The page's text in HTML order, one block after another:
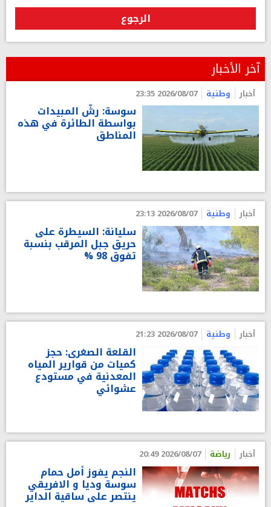
الرجوع
آخر الأخبار
أخبار وطنية 2026/08/07 23:35
سوسة: رشّ المبيدات
بواسطة الطائرة في هذه
المناطق
أخبار وطنية 2026/08/07 23:13
سليانة: السيطرة على
حريق جبل المرقب بنسبة
تفوق 98 %
أخبار وطنية 2026/08/07 21:23
القلعة الصغرى: حجز
كميات من قوارير المياه
المعدنية في مستودع
عشوائي
أخبار رياضة 2026/08/07 20:49
النجم يفوز أمل حمام
سوسة وديا و الافريقي
ينتصر على ساقية الداير